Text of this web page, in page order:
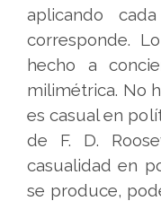
aplicando
corresponde.
hecho a
milimétrica. No
es casual en
de F. D.
casualidad en
se produce,